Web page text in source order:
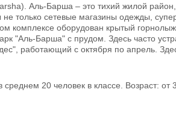
Аль-Барша – это тихий жилой район,
только сетевые магазины одежды,
комплексе оборудован крытый
"Аль-Барша" с прудом. Здесь часто
работающий с октября по апрель.
среднем 20 человек в классе. Возраст: от